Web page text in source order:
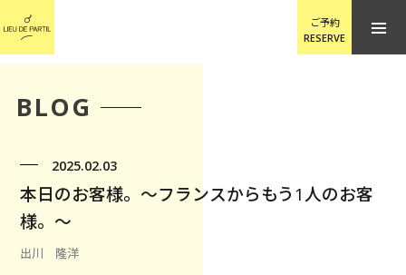
ご予約
RESERVE
BLOG
2025.02.03
本日のお客様。〜フランスからもう1人のお客
様。〜
出川 隆洋